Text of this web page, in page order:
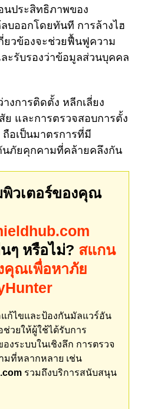
ประสิทธิภาพของ
บออกโดยทันที การล้างไฮ
ยวข้องจะช่วยฟื้นฟูความ
ะรับรองว่าข้อมูลส่วนบุคคล
งการติดตั้ง หลีกเลี่ยง
และการตรวจสอบการตั้ง
ถือเป็นมาตรการที่มี
นภัยคุกคามที่คล้ายคลึงกัน
วเตอร์ของคุณ
ๆ หรือไม่? สแกน
คุณเพื่อหาภัย
แก้ไขและป้องกันมัลแวร์อัน
วยให้ผู้ใช้ได้รับการ
งระบบในเชิงลึก การตรวจ
มที่หลากหลาย เช่น
รวมถึงบริการสนับสนุน